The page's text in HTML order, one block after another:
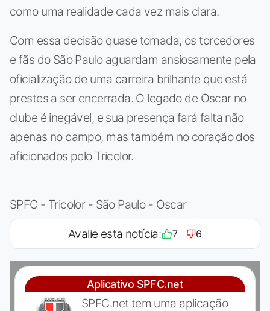
como uma realidade cada vez mais clara.
Com essa decisão quase tomada, os torcedores
e fãs do São Paulo aguardam ansiosamente pela
oficialização de uma carreira brilhante que está
prestes a ser encerrada. O legado de Oscar no
clube é inegável, e sua presença fará falta não
apenas no campo, mas também no coração dos
aficionados pelo Tricolor.
SPFC - Tricolor - São Paulo - Oscar
Avalie esta notícia: 7 6
Aplicativo SPFC.net
SPFC.net tem uma aplicação